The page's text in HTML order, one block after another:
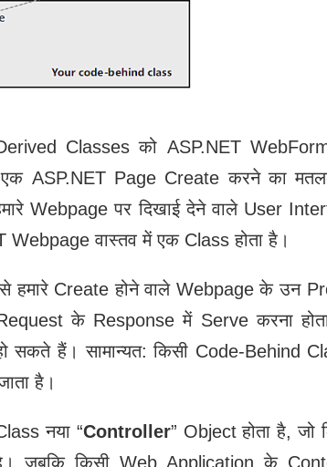
Classes को ASP.NET
ASP.NET Page Create करने का
Webpage पर दिखाई देने वाले User
वास्तव में एक Class होता है।
हमारे Create होने वाले Webpage के उन
के Response में Serve करना
सकते हैं। सामान्‍यत: किसी Code-Behind
है।
नया “Controller” Object होता है,
जबकि किसी Web Application के